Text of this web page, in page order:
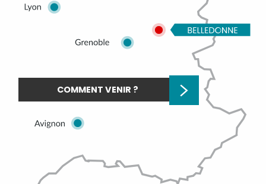
COMMENT VENIR ?